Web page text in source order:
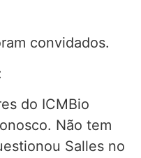
convidados.
do ICMBio
Não tem
Salles no